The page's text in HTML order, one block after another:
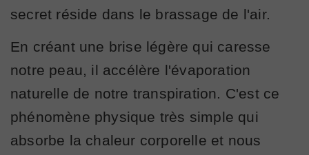
secret réside dans le brassage de l'air.
En créant une brise légère qui caresse
notre peau, il accélère l'évaporation
naturelle de notre transpiration. C'est ce
phénomène physique très simple qui
absorbe la chaleur corporelle et nous